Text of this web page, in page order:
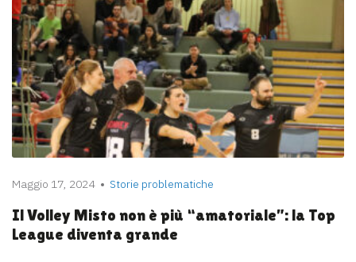
Maggio 17, 2024 Storie problematiche
Il Volley Misto non è più “amatoriale”: la Top
League diventa grande